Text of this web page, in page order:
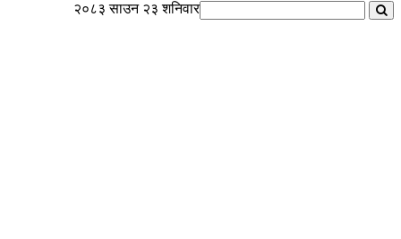
२०८३ साउन २३ शनिवार